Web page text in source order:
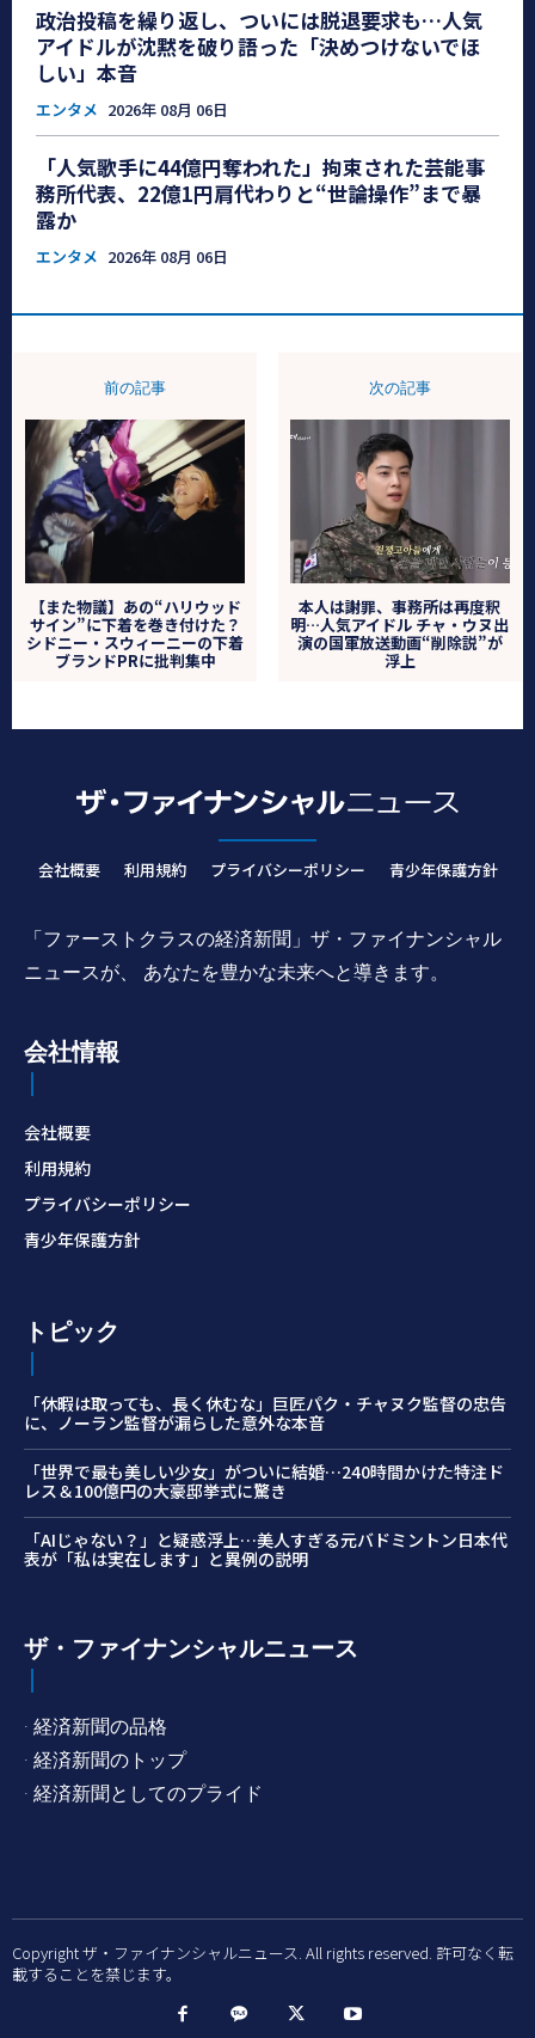
政治投稿を繰り返し、ついには脱退要求も…人気
アイドルが沈黙を破り語った「決めつけないでほ
しい」本音
エンタメ 2026年 08月 06日
「人気歌手に44億円奪われた」拘束された芸能事
務所代表、22億1円肩代わりと“世論操作”まで暴
露か
エンタメ 2026年 08月 06日
前の記事
【また物議】あの“ハリウッド
サイン”に下着を巻き付けた？
シドニー・スウィーニーの下着
ブランドPRに批判集中
次の記事
本人は謝罪、事務所は再度釈
明…人気アイドル チャ・ウヌ出
演の国軍放送動画“削除説”が
浮上
会社概要 利用規約 プライバシーポリシー 青少年保護方針
「ファーストクラスの経済新聞」ザ・ファイナンシャル
ニュースが、 あなたを豊かな未来へと導きます。
会社情報
会社概要
利用規約
プライバシーポリシー
青少年保護方針
トピック
「休暇は取っても、長く休むな」巨匠パク・チャヌク監督の忠告
に、ノーラン監督が漏らした意外な本音
「世界で最も美しい少女」がついに結婚…240時間かけた特注ド
レス＆100億円の大豪邸挙式に驚き
「AIじゃない？」と疑惑浮上…美人すぎる元バドミントン日本代
表が「私は実在します」と異例の説明
ザ・ファイナンシャルニュース
· 経済新聞の品格
· 経済新聞のトップ
· 経済新聞としてのプライド
Copyright ザ・ファイナンシャルニュース. All rights reserved. 許可なく転
載することを禁じます。